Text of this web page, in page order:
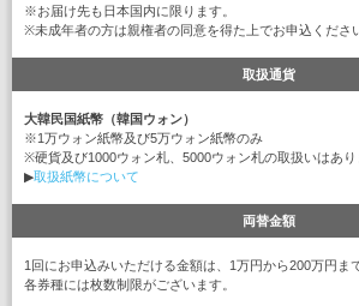
※お届け先も日本国内に限ります。
※未成年者の方は親権者の同意を得た上でお申込くださ
取扱通貨
大韓民国紙幣（韓国ウォン）
※1万ウォン紙幣及び5万ウォン紙幣のみ
※硬貨及び1000ウォン札、5000ウォン札の取扱いはあり
▶取扱紙幣について
両替金額
1回にお申込みいただける金額は、1万円から200万円ま
各券種には枚数制限がございます。